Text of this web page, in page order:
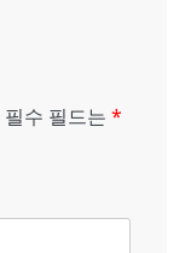
필수 필드는 *